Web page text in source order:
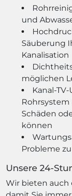
und
Säuberung
Kanalisation
möglichen
Kanal-
Schäden
können
Probleme
Unsere 24-
Wir bieten auch